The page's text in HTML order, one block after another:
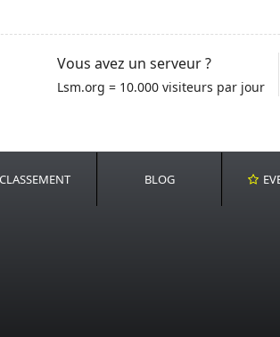
Vous avez un serveur ?
Lsm.org = 10.000 visiteurs par jour
CLASSEMENT BLOG